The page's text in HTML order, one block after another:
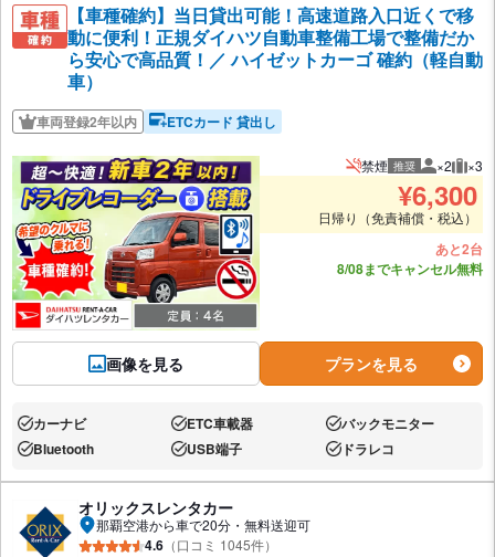
【車種確約】当日貸出可能！高速道路入口近くで移
動に便利！正規ダイハツ自動車整備工場で整備だか
ら安心で高品質！／ ハイゼットカーゴ 確約（軽自動
車）
車両登録2年以内 ETCカード 貸出し
画像を見る
禁煙 推奨 推奨人数
×2 推
×3
¥6,300
日帰り（免責補償・税込）
あと2台
8/08までキャンセル無料
プランを見る
あり:カーナビ あり:ETC車載器 あり:バックモニター
あり:Bluetooth あり:USB端子 あり:ドラレコ
オリックスレンタカー
那覇空港から車で20分・無料送迎可
4.6 （口コミ 1045件）